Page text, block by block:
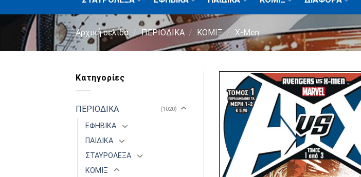
Αρχική σελίδα / ΠΕΡΙΟΔΙΚΑ / ΚΟΜΙΞ / X-Men
Κατηγορίες
ΠΕΡΙΟΔΙΚΑ (1020)
ΕΦΗΒΙΚΑ
ΠΑΙΔΙΚΑ
ΣΤΑΥΡΟΛΕΞΑ
ΚΟΜΙΞ